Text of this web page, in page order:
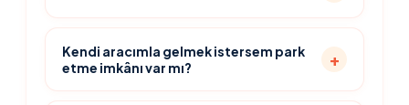
Kendi aracımla gelmek istersem park
etme imkânı var mı?